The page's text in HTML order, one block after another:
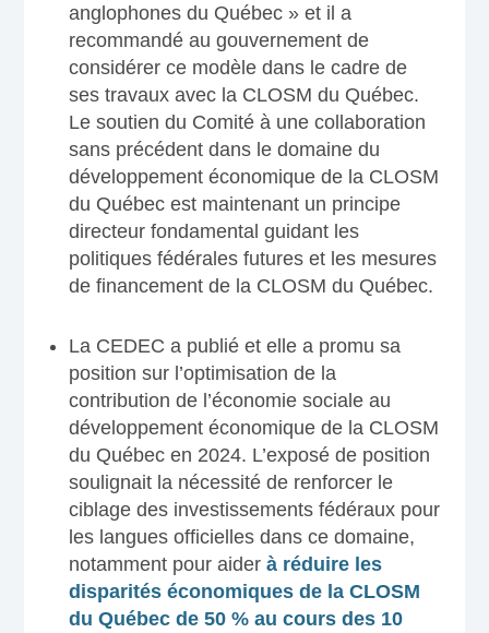
anglophones du Québec » et il a
recommandé au gouvernement de
considérer ce modèle dans le cadre de
ses travaux avec la CLOSM du Québec.
Le soutien du Comité à une collaboration
sans précédent dans le domaine du
développement économique de la CLOSM
du Québec est maintenant un principe
directeur fondamental guidant les
politiques fédérales futures et les mesures
de financement de la CLOSM du Québec.
La CEDEC a publié et elle a promu sa
position sur l’optimisation de la
contribution de l’économie sociale au
développement économique de la CLOSM
du Québec en 2024. L’exposé de position
soulignait la nécessité de renforcer le
ciblage des investissements fédéraux pour
les langues officielles dans ce domaine,
notamment pour aider à réduire les
disparités économiques de la CLOSM
du Québec de 50 % au cours des 10